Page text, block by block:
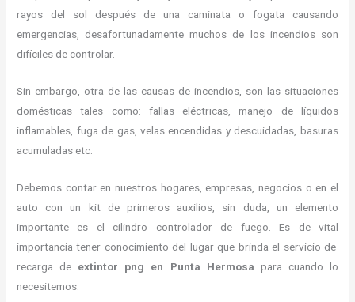
rayos del sol después de una caminata o fogata causando
emergencias, desafortunadamente muchos de los incendios son
difíciles de controlar.
Sin embargo, otra de las causas de incendios, son las situaciones
domésticas tales como: fallas eléctricas, manejo de líquidos
inflamables, fuga de gas, velas encendidas y descuidadas, basuras
acumuladas etc.
Debemos contar en nuestros hogares, empresas, negocios o en el
auto con un kit de primeros auxilios, sin duda, un elemento
importante es el cilindro controlador de fuego. Es de vital
importancia tener conocimiento del lugar que brinda el servicio de
recarga de extintor png en Punta Hermosa para cuando lo
necesitemos.